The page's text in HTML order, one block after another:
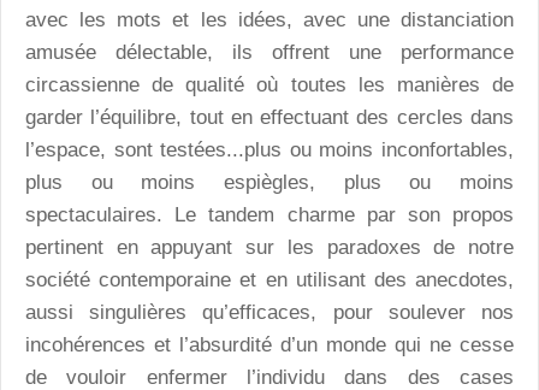
avec les mots et les idées, avec une distanciation
amusée délectable, ils offrent une performance
circassienne de qualité où toutes les manières de
garder l’équilibre, tout en effectuant des cercles dans
l’espace, sont testées...plus ou moins inconfortables,
plus ou moins espiègles, plus ou moins
spectaculaires. Le tandem charme par son propos
pertinent en appuyant sur les paradoxes de notre
société contemporaine et en utilisant des anecdotes,
aussi singulières qu’efficaces, pour soulever nos
incohérences et l’absurdité d’un monde qui ne cesse
de vouloir enfermer l’individu dans des cases